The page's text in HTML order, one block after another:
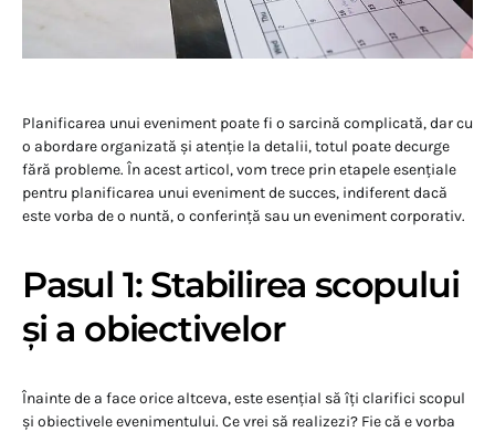
Planificarea unui eveniment poate fi o sarcină complicată, dar cu
o abordare organizată și atenție la detalii, totul poate decurge
fără probleme. În acest articol, vom trece prin etapele esențiale
pentru planificarea unui eveniment de succes, indiferent dacă
este vorba de o nuntă, o conferință sau un eveniment corporativ.
Pasul 1: Stabilirea scopului
și a obiectivelor
Înainte de a face orice altceva, este esențial să îți clarifici scopul
și obiectivele evenimentului. Ce vrei să realizezi? Fie că e vorba